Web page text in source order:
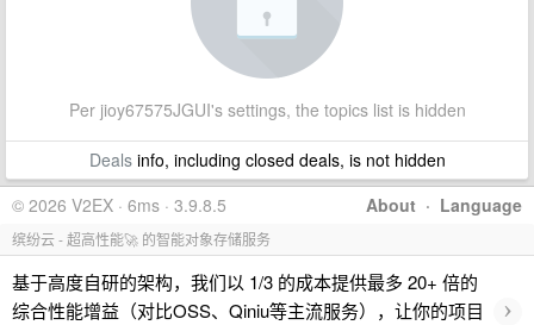
Per jioy67575JGUI's settings, the topics list is hidden
Dealsinfo, including closed deals, is not hidden
About · Language
© 2026 V2EX · 6ms · 3.9.8.5
缤纷云 - 超高性能🚀 的智能对象存储服务
基于高度自研的架构，我们以 1/3 的成本提供最多 20+ 倍的
综合性能增益（对比OSS、Qiniu等主流服务），让你的项目
›